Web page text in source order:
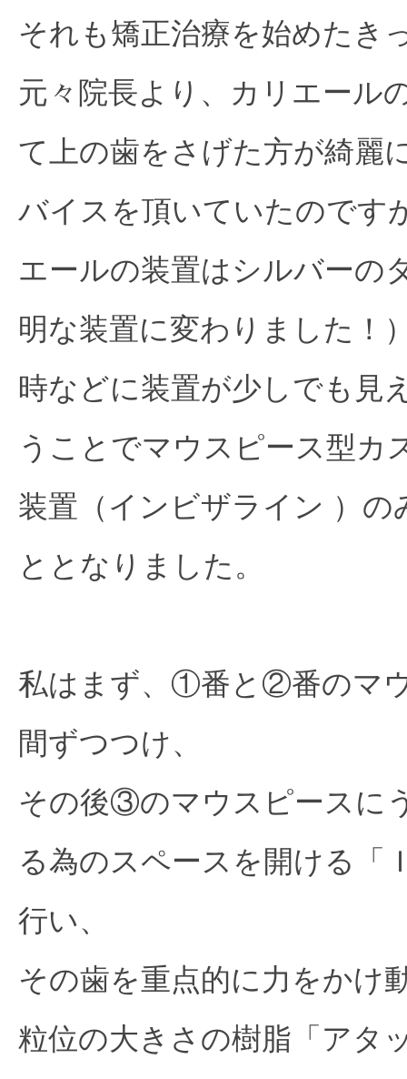
それも矯正治療を始めたき
元々院長より、カリエール
て上の歯をさげた方が綺麗
バイスを頂いていたのです
エールの装置はシルバーの
明な装置に変わりました！
時などに装置が少しでも見
うことでマウスピース型カ
装置（インビザライン ）の
ととなりました。
私はまず、①番と②番のマ
間ずつつけ、
その後③のマウスピースに
る為のスペースを開ける「
行い、
その歯を重点的に力をかけ
粒位の大きさの樹脂「アタ